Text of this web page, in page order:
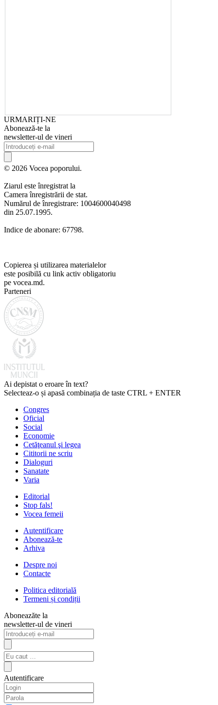
URMARIȚI-NE
Abonează-te la
newsletter-ul de vineri
© 2026 Vocea poporului.
Ziarul este înregistrat la
Camera înregistrării de stat.
Numărul de înregistrare: 1004600040498
din 25.07.1995.
Indice de abonare: 67798.
Copierea și utilizarea materialelor
este posibilă cu link activ obligatoriu
pe vocea.md.
Parteneri
Ai depistat o eroare în text?
Selecteaz-o și apasă combinația de taste CTRL + ENTER
Congres
Oficial
Social
Economie
Cetăţeanul şi legea
Cititorii ne scriu
Dialoguri
Sanatate
Varia
Editorial
Stop fals!
Vocea femeii
Autentificare
Abonează-te
Arhiva
Despre noi
Contacte
Politica editorială
Termeni și condiții
Aboneazăte la
newsletter-ul de vineri
Autentificare